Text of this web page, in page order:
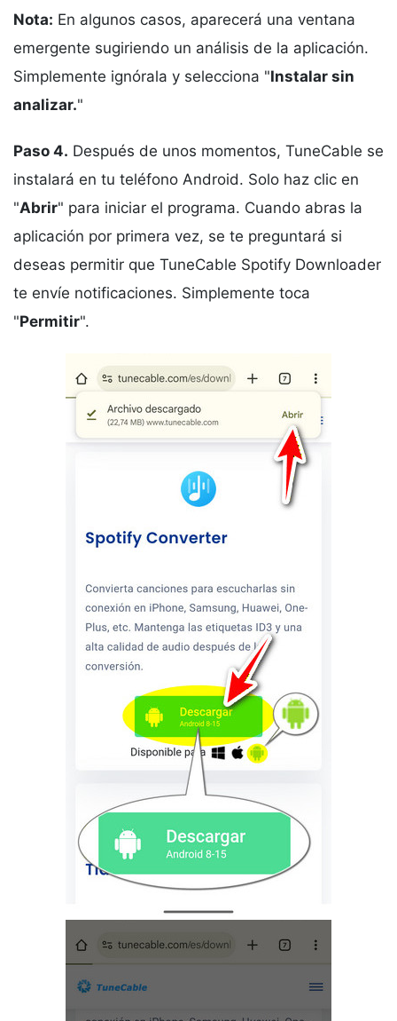
Nota: En algunos casos, aparecerá una ventana
emergente sugiriendo un análisis de la aplicación.
Simplemente ignórala y selecciona "Instalar sin
analizar."
Paso 4. Después de unos momentos, TuneCable se
instalará en tu teléfono Android. Solo haz clic en
"Abrir" para iniciar el programa. Cuando abras la
aplicación por primera vez, se te preguntará si
deseas permitir que TuneCable Spotify Downloader
te envíe notificaciones. Simplemente toca
"Permitir".